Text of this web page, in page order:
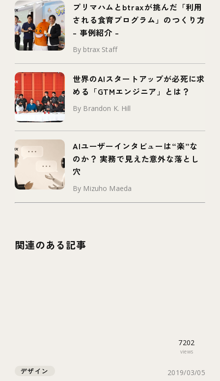
プリマハムとbtraxが挑んだ「利用
される食育プログラム」のつくり方
– 事例紹介 –
By btrax Staff
世界のAIスタートアップが必死に求
める「GTMエンジニア」とは？
By Brandon K. Hill
AIユーザーインタビューは“楽”な
のか？ 実務で見えた意外な落とし
穴
By Mizuho Maeda
関連のある記事
7202
views
デザイン 2019/03/05